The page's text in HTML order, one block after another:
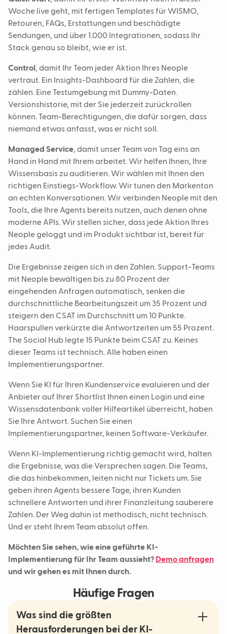
Woche live geht, mit fertigen Templates für WISMO,
Retouren, FAQs, Erstattungen und beschädigte
Sendungen, und über 1.000 Integrationen, sodass Ihr
Stack genau so bleibt, wie er ist.
Control , damit Ihr Team jeder Aktion Ihres Neople
vertraut. Ein Insights-Dashboard für die Zahlen, die
zählen. Eine Testumgebung mit Dummy-Daten.
Versionshistorie, mit der Sie jederzeit zurückrollen
können. Team-Berechtigungen, die dafür sorgen, dass
niemand etwas anfasst, was er nicht soll.
Managed Service, damit unser Team von Tag eins an
Hand in Hand mit Ihrem arbeitet. Wir helfen Ihnen, Ihre
Wissensbasis zu auditieren. Wir wählen mit Ihnen den
richtigen Einstiegs-Workflow. Wir tunen den Markenton
an echten Konversationen. Wir verbinden Neople mit den
Tools, die Ihre Agents bereits nutzen, auch denen ohne
moderne APIs. Wir stellen sicher, dass jede Aktion Ihres
Neople geloggt und im Produkt sichtbar ist, bereit für
jedes Audit.
Die Ergebnisse zeigen sich in den Zahlen. Support-Teams
mit Neople bewältigen bis zu 80 Prozent der
eingehenden Anfragen automatisch, senken die
durchschnittliche Bearbeitungszeit um 35 Prozent und
steigern den CSAT im Durchschnitt um 10 Punkte.
Haarspullen verkürzte die Antwortzeiten um 55 Prozent.
The Social Hub legte 15 Punkte beim CSAT zu. Keines
dieser Teams ist technisch. Alle haben einen
Implementierungspartner.
Wenn Sie KI für Ihren Kundenservice evaluieren und der
Anbieter auf Ihrer Shortlist Ihnen einen Login und eine
Wissensdatenbank voller Hilfeartikel überreicht, haben
Sie Ihre Antwort. Suchen Sie einen
Implementierungspartner, keinen Software-Verkäufer.
Wenn KI-Implementierung richtig gemacht wird, halten
die Ergebnisse, was die Versprechen sagen. Die Teams,
die das hinbekommen, leiten nicht nur Tickets um. Sie
geben ihren Agents bessere Tage, ihren Kunden
schnellere Antworten und ihrer Finanzleitung sauberere
Zahlen. Der Weg dahin ist methodisch, nicht technisch.
Und er steht Ihrem Team absolut offen.
Möchten Sie sehen, wie eine geführte KI-
Implementierung für Ihr Team aussieht? Demo anfragen
und wir gehen es mit Ihnen durch.
Häufige Fragen
Was sind die größten
Herausforderungen bei der KI-